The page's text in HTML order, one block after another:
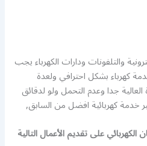
والتلفونات ودارات الكهرباء يجب
كهرباء بشكل احترافي ولعدة
جدا وعدم التحمل ولو لدقائق
خدمة كهربائية افضل من السابق,
على تقديم الأعمال التالية